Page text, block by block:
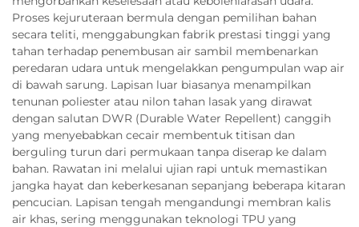
Proses kejuruteraan bermula dengan pemilihan bahan
secara teliti, menggabungkan fabrik prestasi tinggi yang
tahan terhadap penembusan air sambil membenarkan
peredaran udara untuk mengelakkan pengumpulan wap air
di bawah sarung. Lapisan luar biasanya menampilkan
tenunan poliester atau nilon tahan lasak yang dirawat
dengan salutan DWR (Durable Water Repellent) canggih
yang menyebabkan cecair membentuk titisan dan
berguling turun dari permukaan tanpa diserap ke dalam
bahan. Rawatan ini melalui ujian rapi untuk memastikan
jangka hayat dan keberkesanan sepanjang beberapa kitaran
pencucian. Lapisan tengah mengandungi membran kalis
air khas, sering menggunakan teknologi TPU yang